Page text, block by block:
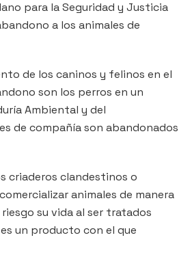
para la Seguridad y Justicia
a los animales de
de los caninos y felinos en el
son los perros en un
Ambiental y del
de compañía son abandonados
criaderos clandestinos o
animales de manera
su vida al ser tratados
un producto con el que